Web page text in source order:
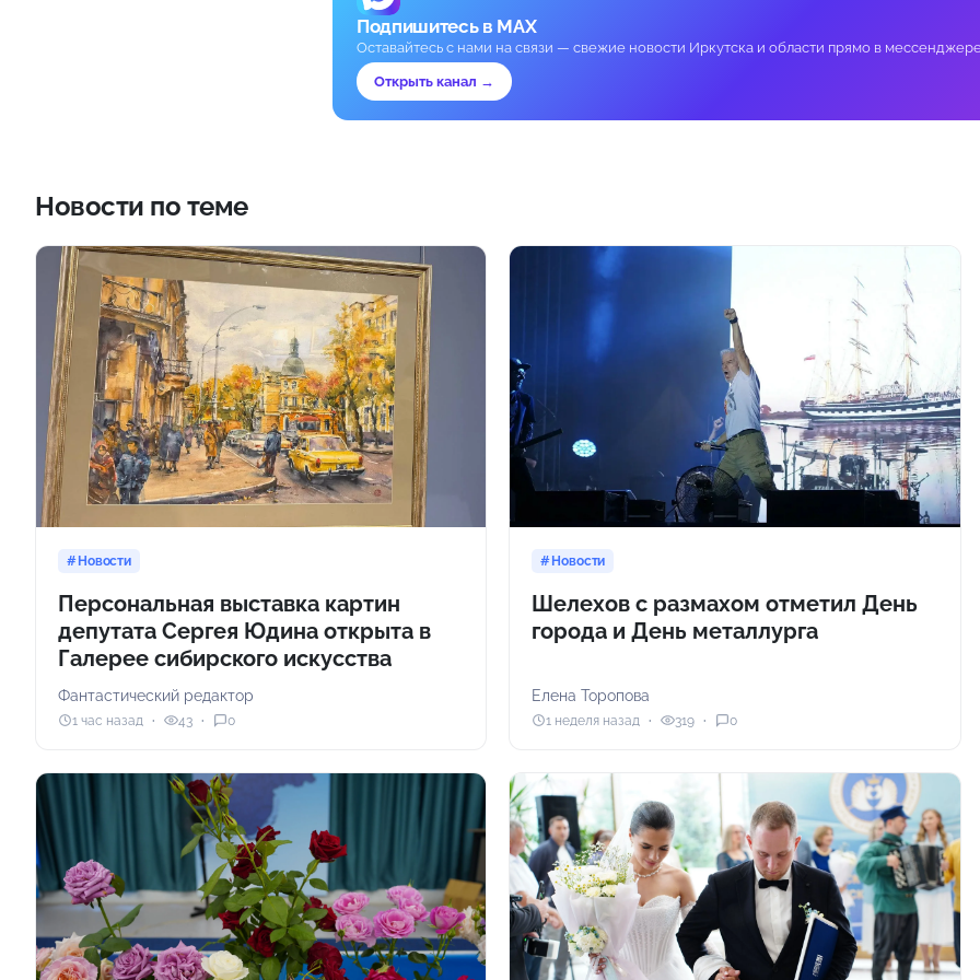
Подпишитесь в MAX
Оставайтесь с нами на связи — свежие новости Иркутска и области прямо в
Открыть канал →
Новости по теме
Новости
Персональная выставка картин
депутата Сергея Юдина открыта в
Галерее сибирского искусства
Фантастический редактор
1 час назад 43 0
Новости
Шелехов с размахом отметил День
города и День металлурга
Елена Торопова
1 неделя назад 319 0